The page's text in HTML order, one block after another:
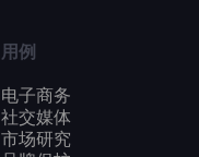
用例
电子商务
社交媒体
市场研究